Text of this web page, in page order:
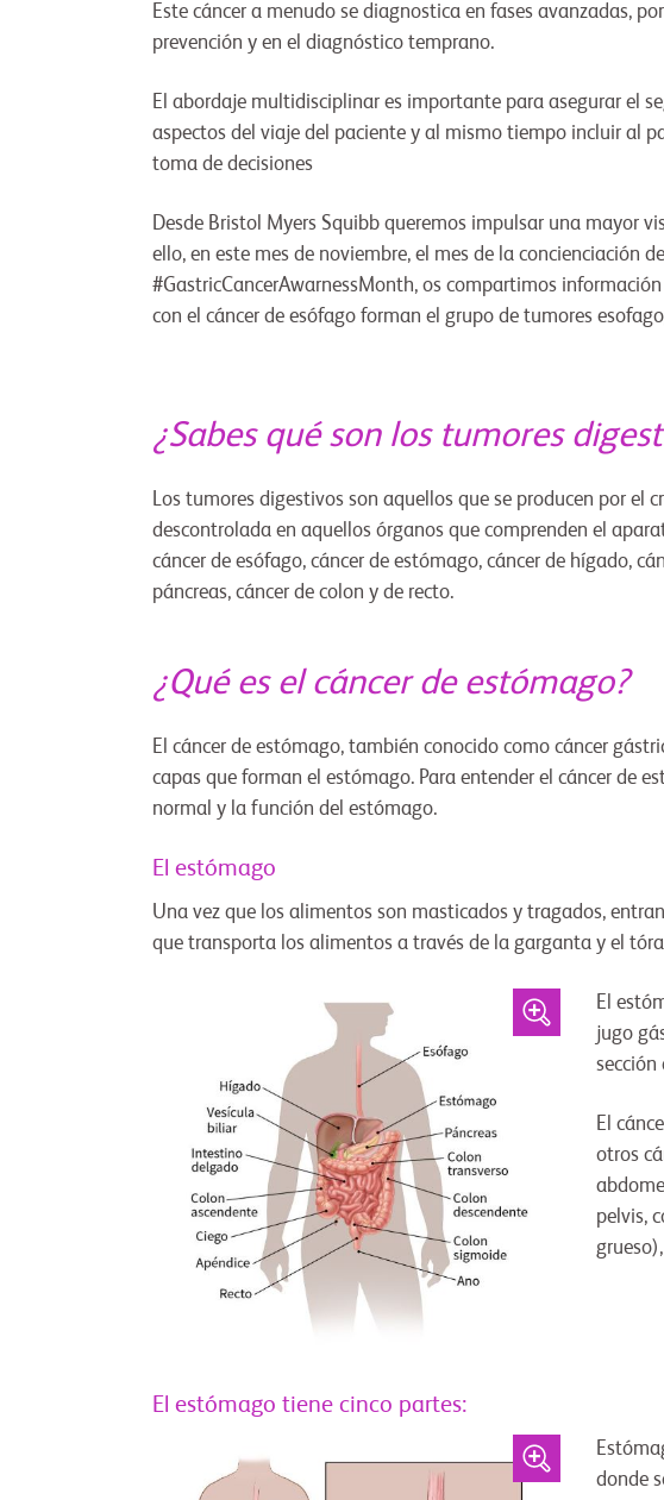
Este cáncer a menudo se diagnostica en fases avanzadas,
prevención y en el diagnóstico temprano.
El abordaje multidisciplinar es importante para asegurar el
aspectos del viaje del paciente y al mismo tiempo incluir al
toma de decisiones
Desde Bristol Myers Squibb queremos impulsar una mayor
ello, en este mes de noviembre, el mes de la concienciación
#GastricCancerAwarnessMonth, os compartimos
con el cáncer de esófago forman el grupo de tumores
¿Sabes qué son los tumores
Los tumores digestivos son aquellos que se producen por el
descontrolada en aquellos órganos que comprenden el
cáncer de esófago, cáncer de estómago, cáncer de hígado,
páncreas, cáncer de colon y de recto.
¿Qué es el cáncer de estómago?
El cáncer de estómago, también conocido como cáncer
capas que forman el estómago. Para entender el cáncer de
normal y la función del estómago.
El estómago
Una vez que los alimentos son masticados y tragados,
que transporta los alimentos a través de la garganta y el
El
jugo
sección
El
otros
pelvis,
El estómago tiene cinco partes:
donde